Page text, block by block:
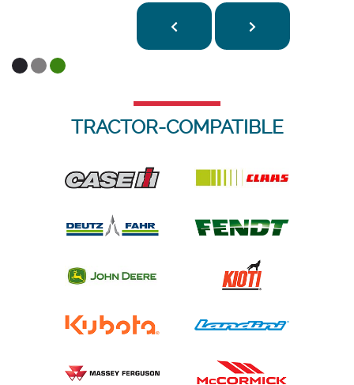
TRACTOR-COMPATIBLE